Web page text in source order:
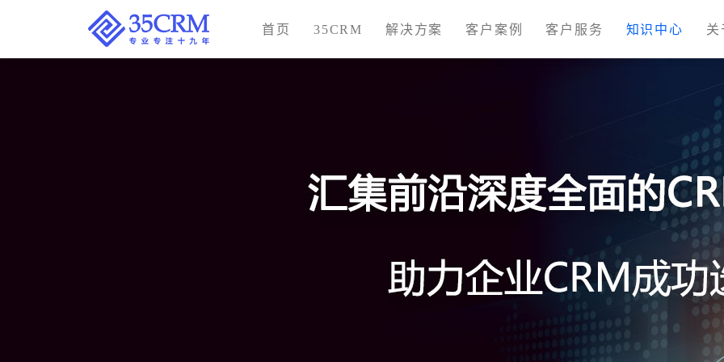
首页 35CRM 解决方案 客户案例 客户服务 知识中心 关